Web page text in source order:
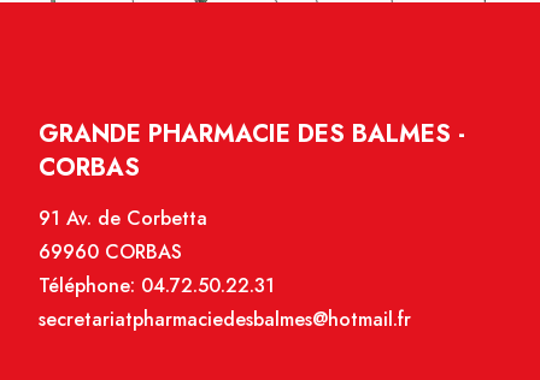
GRANDE PHARMACIE DES BALMES -
CORBAS
91 Av. de Corbetta
69960 CORBAS
Téléphone: 04.72.50.22.31
secretariatpharmaciedesbalmes@hotmail.fr